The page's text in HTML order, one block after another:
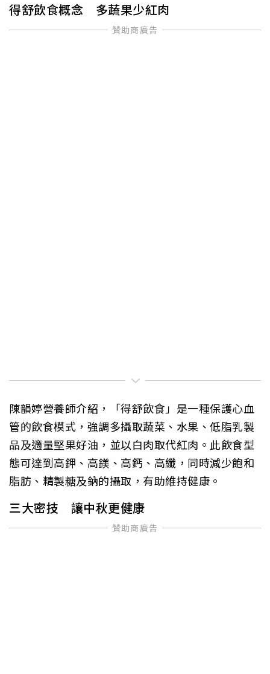
得舒飲食概念 多蔬果少紅肉
陳韻婷營養師介紹，「得舒飲食」是一種保護心血
管的飲食模式，強調多攝取蔬菜、水果、低脂乳製
品及適量堅果好油，並以白肉取代紅肉。此飲食型
態可達到高鉀、高鎂、高鈣、高纖，同時減少飽和
脂肪、精製糖及鈉的攝取，有助維持健康。
三大密技 讓中秋更健康